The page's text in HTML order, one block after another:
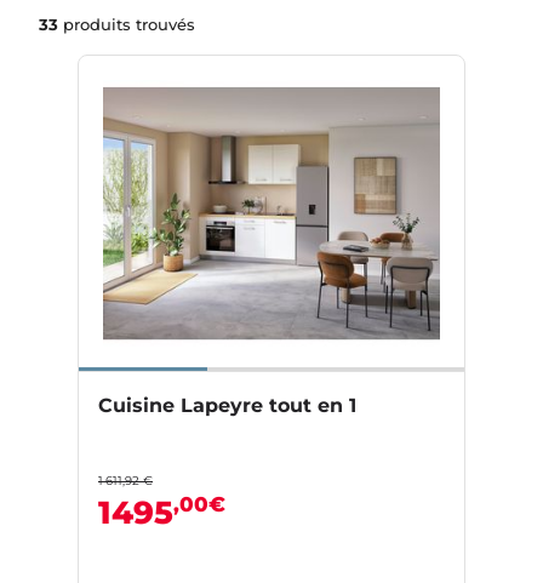
33 produits trouvés
Cuisine Lapeyre tout en 1
1 611,92 €
1495,00€